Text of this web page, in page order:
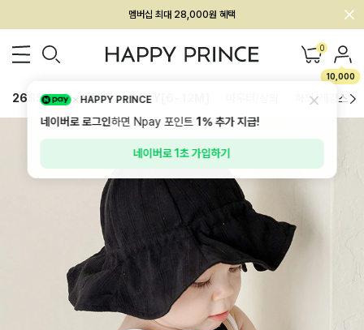
멤버십 최대 28,000원 혜택
0
10,000
26SS 신상 BEST BABY[6~12M] 하의/레깅스
HAPPY PRINCE
네이버로 로그인하면 Npay 포인트1%추가 지급!
네이버로 1초 가입하기